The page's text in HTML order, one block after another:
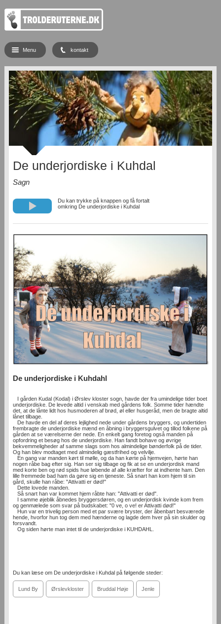
De underjordiske i Kuhdal
Sagn
Du kan trykke på knappen og få fortalt
omkring De underjordiske i Kuhdal
De underjordiske i Kuhdahl
I gården Kudal (Kodal) i Ørslev kloster sogn, havde der fra umindelige tider boet
underjordiske. De levede altid i venskab med gårdens folk. Somme tider hændte
det, at de lånte lidt hos husmoderen af brød, øl eller husgeråd, men de bragte altid
lånet tilbage.
De havde en del af deres lejlighed nede under gårdens bryggers, og undertiden
frembragte de underjordiske mænd en åbning i bryggersgulvet og tillod folkene på
gården at se værelserne der nede. En enkelt gang foretog også manden på
opfordring et besøg hos de underjordiske. Han fandt bohave og øvrige
bekvemmeligheder af samme slags som hos almindelige bønderfolk på de tider.
Og han blev modtaget med almindelig gæstfrihed og velvilje.
En gang var manden kørt til mølle, og da han kørte på hjemvejen, hørte han
nogen råbe bag efter sig. Han ser sig tilbage og fik at se en underjordisk mand
med korte ben og rød spids hue løbende af alle kræfter for at indhente ham. Den
lille fremmede bad ham da gøre sig en tjeneste. Så snart han kom hjem til sin
gård, skulle han råbe: "Attivatti er død!"
Dette lovede manden.
Så snart han var kommet hjem råbte han: "Attivatti er død".
I samme øjeblik åbnedes bryggersdøren, og en underjordisk kvinde kom frem
og genmælede som svar på budskabet: "0 ve, o ve! er Attivatti død!"
Hun var en trivelig person med et par svære bryster, der åbenbart besværede
hende, hvorfor hun tog dem med hænderne og lagde dem hver på sin skulder og
forsvandt.
Og siden hørte man intet til de underjordiske i KUHDAHL.
Du kan læse om De underjordiske i Kuhdal på følgende steder:
Lund By Ørslevkloster Bruddal Høje Jenle
Menu kontakt